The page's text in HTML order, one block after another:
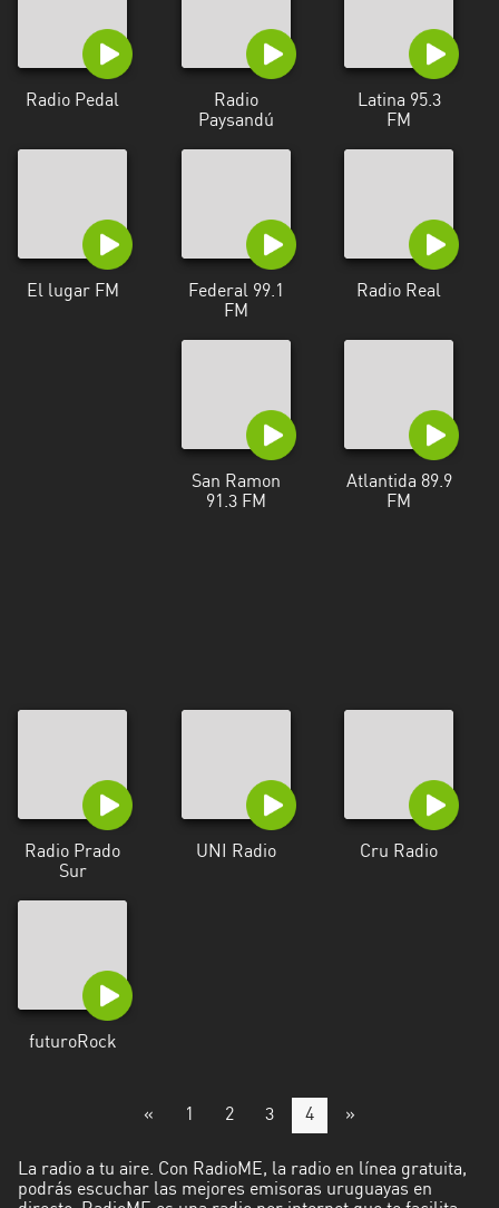
Radio Pedal
Radio
Paysandú
Latina 95.3
FM
El lugar FM
Federal 99.1
FM
Radio Real
San Ramon
91.3 FM
Atlantida 89.9
FM
Radio Prado
Sur
UNI Radio Cru Radio
futuroRock
« 1 2 3 4 »
La radio a tu aire. Con RadioME, la radio en línea gratuita,
podrás escuchar las mejores emisoras uruguayas en